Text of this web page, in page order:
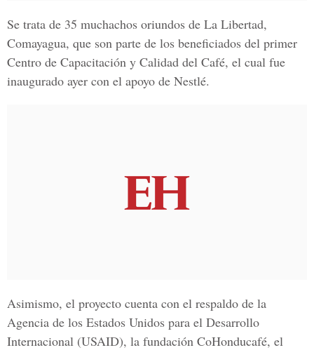
Se trata de 35 muchachos oriundos de La Libertad,
Comayagua, que son parte de los beneficiados del primer
Centro de Capacitación y Calidad del Café, el cual fue
inaugurado ayer con el apoyo de Nestlé.
Asimismo, el proyecto cuenta con el respaldo de la
Agencia de los Estados Unidos para el Desarrollo
Internacional (USAID), la fundación CoHonducafé, el